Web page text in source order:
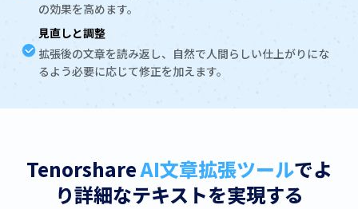
の効果を高めます。
見直しと調整
拡張後の文章を読み返し、自然で人間らしい仕上がりにな
るよう必要に応じて修正を加えます。
TenorshareAI文章拡張ツールでよ
り詳細なテキストを実現する